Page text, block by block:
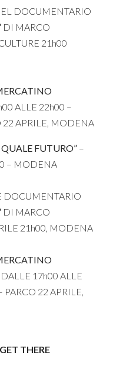
DOCUMENTARIO
DI MARCO
21h00
ALLE 22h00 –
22 APRILE, MODENA
FUTURO” –
– MODENA
DOCUMENTARIO
DI MARCO
21h00, MODENA
17h00 ALLE
22 APRILE,
THERE